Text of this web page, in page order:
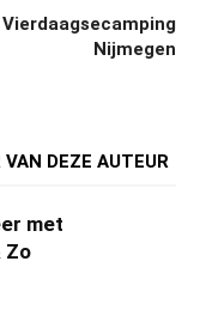
Vierdaagsecamping
Nijmegen
VAN DEZE AUTEUR
met
Zo